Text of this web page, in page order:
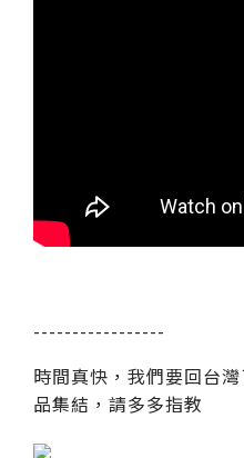
-----------------
時間真快，我們要回台
品集結，請多多指教